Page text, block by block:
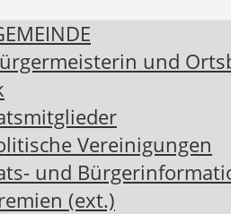
und
Vereinigungen
und
(ext.)